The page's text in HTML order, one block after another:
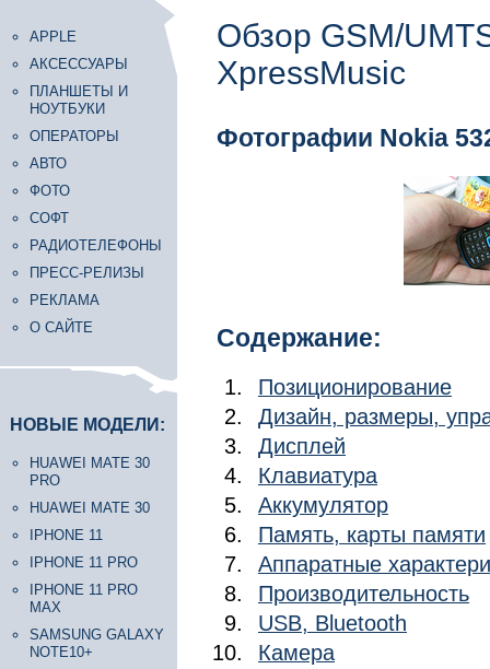
APPLE
АКСЕССУАРЫ
ПЛАНШЕТЫ И
НОУТБУКИ
ОПЕРАТОРЫ
АВТО
ФОТО
СОФТ
РАДИОТЕЛЕФОНЫ
ПРЕСС-РЕЛИЗЫ
РЕКЛАМА
О САЙТЕ
НОВЫЕ МОДЕЛИ:
HUAWEI MATE 30
PRO
HUAWEI MATE 30
IPHONE 11
IPHONE 11 PRO
IPHONE 11 PRO
MAX
SAMSUNG GALAXY
NOTE10+
Обзор GSM/
XpressMusic
Фотографии Nokia
Содержание:
Позиционирование
Дизайн, размеры,
Дисплей
Клавиатура
Аккумулятор
Память, карты памяти
Аппаратные
Производительность
USB, Bluetooth
Камера